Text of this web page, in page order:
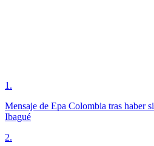
1 .
Mensaje de Epa Colombia tras haber
Ibagué
2.